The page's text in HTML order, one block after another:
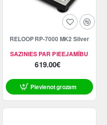
SAZINIES PAR PIEEJAMĪBU
RELOOP RP-7000 MK2 Silver
619.00€
Pievienot grozam